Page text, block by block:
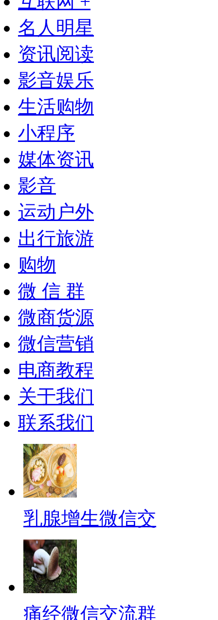
名人明星
资讯阅读
影音娱乐
生活购物
小程序
媒体资讯
影音
运动户外
出行旅游
购物
微 信 群
微商货源
微信营销
电商教程
关于我们
联系我们
乳腺增生微信交
痛经微信交流群